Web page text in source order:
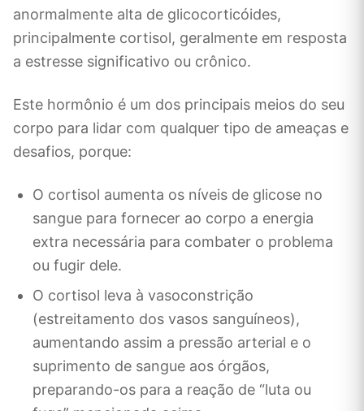
anormalmente alta de glicocorticóides,
principalmente cortisol, geralmente em resposta
a estresse significativo ou crônico.
Este hormônio é um dos principais meios do seu
corpo para lidar com qualquer tipo de ameaças e
desafios, porque:
O cortisol aumenta os níveis de glicose no
sangue para fornecer ao corpo a energia
extra necessária para combater o problema
ou fugir dele.
O cortisol leva à vasoconstrição
(estreitamento dos vasos sanguíneos),
aumentando assim a pressão arterial e o
suprimento de sangue aos órgãos,
preparando-os para a reação de “luta ou